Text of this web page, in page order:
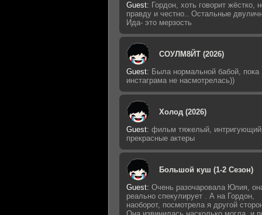
Guest: Гордон, хоть говорит жёстко,
правду и честно.. Остальные
Ида- это мерзость
СОУЛМ8ЙТ (2026)
Guest: Была нормальной бабой, пока
инстаграма не насмотрелась))
Холод (2026)
Guest: фильм тяжелый,
прекрасные актеры
Большой куш (1-2 Сезон)
Guest: Очень разочаровала Юлия,
реально спекулирует . А на Гордон,
наоборот, посмотрела я другой